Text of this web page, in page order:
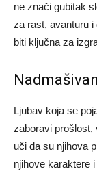
ne znači gubitak
za rast, avanturu
biti ključna za
Ljubav koja se
zaboravi prošlost,
uči da su njihova
njihove karaktere